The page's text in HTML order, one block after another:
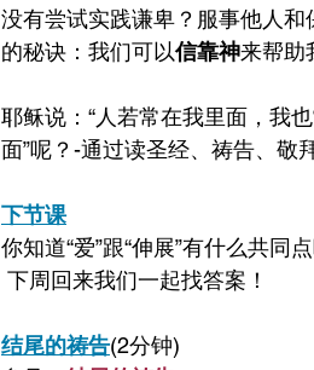
没有尝试实践谦卑？服事他人
的秘诀：我们可以信靠神来帮助
耶稣说：“人若常在我里面，我
面”呢？-通过读圣经、祷告、敬
下节课
你知道“爱”跟“伸展”有什么共同
下周回来我们一起找答案！
结尾的祷告(2分钟)